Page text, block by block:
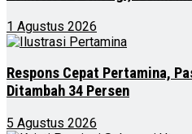
1 Agustus 2026
Respons Cepat Pertamina,
Ditambah 34 Persen
5 Agustus 2026